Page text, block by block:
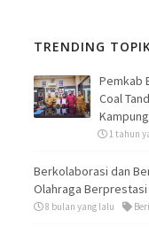
TRENDING
Pemkab
Coal
Kampung
1 tahun
Berkolaborasi dan
Olahraga Berprestasi
8 bulan yang lalu